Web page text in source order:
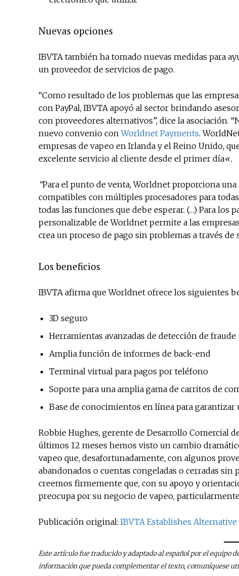
Nuevas opciones
IBVTA también ha tomado nuevas medidas para
un proveedor de servicios de pago.
“Como resultado de los problemas que las
con PayPal, IBVTA apoyó al sector brindando
con proveedores alternativos”, dice la asociación.
nuevo convenio conWorldnet Payments.
empresas de vapeo en Irlanda y el Reino Unido,
excelente servicio al cliente desde el primer día«.
“Para el punto de venta, Worldnet proporciona
compatibles con múltiples procesadores para
todas las funciones que debe esperar. (…) Para los
personalizable de Worldnet permite a las
crea un proceso de pago sin problemas a través de
Los beneficios
IBVTA afirma que Worldnet ofrece los siguientes
3D seguro
Herramientas avanzadas de detección de fraude
Amplia función de informes de back-end
Terminal virtual para pagos por teléfono
Soporte para una amplia gama de carritos de
Base de conocimientos en línea para
Robbie Hughes, gerente de Desarrollo Comercial
últimos 12 meses hemos visto un cambio
vapeo que, desafortunadamente, con algunos
abandonados o cuentas congeladas o cerradas
creemos firmemente que, con su apoyo y
preocupa por su negocio de vapeo,
Publicación original: IBVTA Establishes
Este artículo fue traducido y adaptado al español por el equipo
información que pueda complementar el texto, comuníquese